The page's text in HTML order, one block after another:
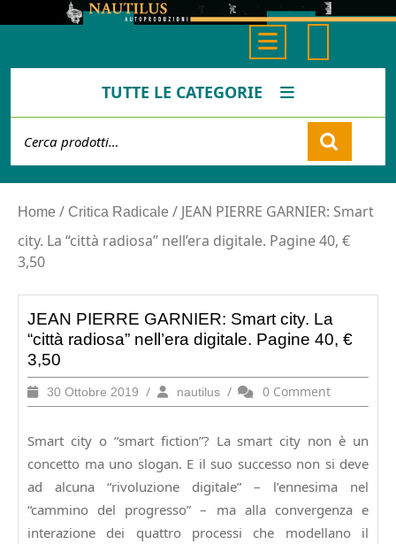
Button
TUTTE LE CATEGORIE
Cart
Home / Critica Radicale / JEAN PIERRE GARNIER: Smart
city. La “città radiosa” nell’era digitale. Pagine 40, €
3,50
JEAN PIERRE GARNIER: Smart city. La
“città radiosa” nell’era digitale. Pagine 40, €
3,50
30 Ottobre 2019 30
Ottobre
/ nautilusnautilus
/ 0 Comment
Smart city o “smart fiction”? La smart city non è un
concetto ma uno slogan. E il suo successo non si deve
ad alcuna “rivoluzione digitale” – l’ennesima nel
“cammino del progresso” – ma alla convergenza e
interazione dei quattro processi che modellano il